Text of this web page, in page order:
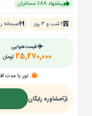
پیشنهاد 88٪ مسافران
۲ شب و ۳ روز صبحانه
قیمت هوایی
تومان 25,270,000
تور با مدت
مشاوره رایگان